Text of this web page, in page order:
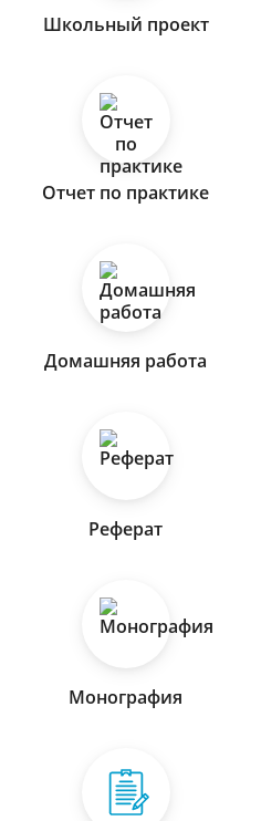
Школьный проект
Отчет по практике
Домашняя работа
Реферат
Монография